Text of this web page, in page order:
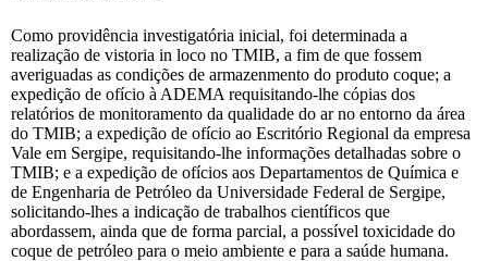
Como providência investigatória inicial, foi determinada a
realização de vistoria in loco no TMIB, a fim de que fossem
averiguadas as condições de armazenmento do produto coque; a
expedição de ofício à ADEMA requisitando-lhe cópias dos
relatórios de monitoramento da qualidade do ar no entorno da área
do TMIB; a expedição de ofício ao Escritório Regional da empresa
Vale em Sergipe, requisitando-lhe informações detalhadas sobre o
TMIB; e a expedição de ofícios aos Departamentos de Química e
de Engenharia de Petróleo da Universidade Federal de Sergipe,
solicitando-lhes a indicação de trabalhos científicos que
abordassem, ainda que de forma parcial, a possível toxicidade do
coque de petróleo para o meio ambiente e para a saúde humana.